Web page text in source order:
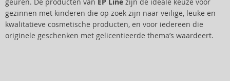
geuren. De producten van EP Line zijn de ideale keuze voor
gezinnen met kinderen die op zoek zijn naar veilige, leuke en
kwalitatieve cosmetische producten, en voor iedereen die
originele geschenken met gelicentieerde thema’s waardeert.